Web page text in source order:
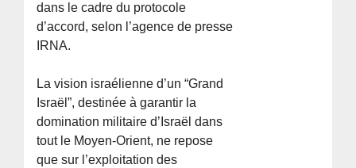
dans le cadre du protocole
d’accord, selon l’agence de presse
IRNA.
La vision israélienne d’un “Grand
Israël”, destinée à garantir la
domination militaire d’Israël dans
tout le Moyen-Orient, ne repose
que sur l’exploitation des